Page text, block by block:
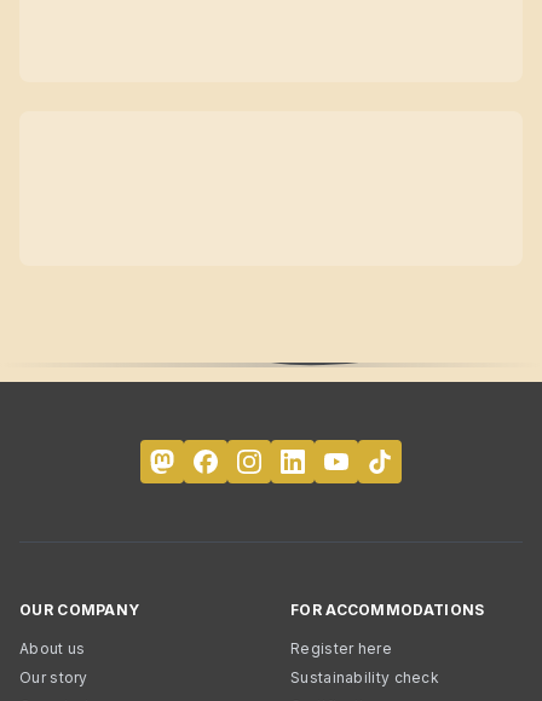
OUR COMPANY
About us
Our story
FOR ACCOMMODATIONS
Register here
Sustainability check